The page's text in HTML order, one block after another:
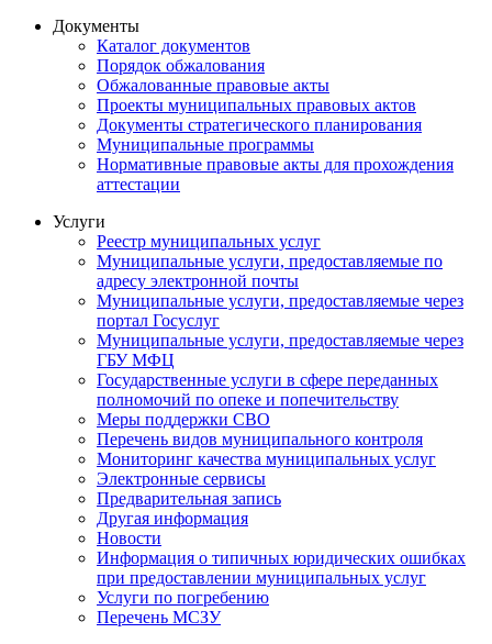
Документы
Каталог документов
Порядок обжалования
Обжалованные правовые акты
Проекты муниципальных правовых актов
Документы стратегического планирования
Муниципальные программы
Нормативные правовые акты для прохождения
аттестации
Услуги
Реестр муниципальных услуг
Муниципальные услуги, предоставляемые по
адресу электронной почты
Муниципальные услуги, предоставляемые через
портал Госуслуг
Муниципальные услуги, предоставляемые через
ГБУ МФЦ
Государственные услуги в сфере переданных
полномочий по опеке и попечительству
Меры поддержки СВО
Перечень видов муниципального контроля
Мониторинг качества муниципальных услуг
Электронные сервисы
Предварительная запись
Другая информация
Новости
Информация о типичных юридических ошибках
при предоставлении муниципальных услуг
Услуги по погребению
Перечень МСЗУ